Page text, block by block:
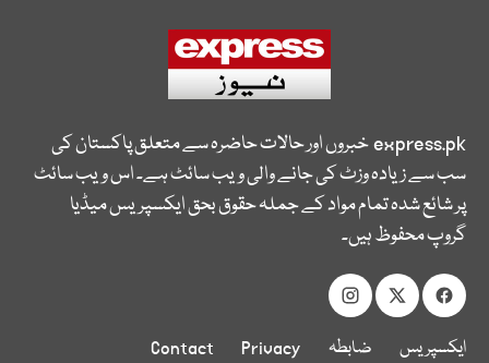
express.pkخبروں اور حالات حاضرہ سے متعلق پاکستان کی
سب سے زیادہ وزٹ کی جانے والی ویب سائٹ ہے۔ اس ویب سائٹ
پر شائع شدہ تمام مواد کے جملہ حقوق بحق ایکسپریس میڈیا
گروپ محفوظ ہیں۔
ایکسپریس ضابطہ Privacy
Contact